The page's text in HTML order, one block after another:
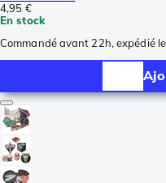
4,95 €
En stock
Commandé avant 22h, expédié